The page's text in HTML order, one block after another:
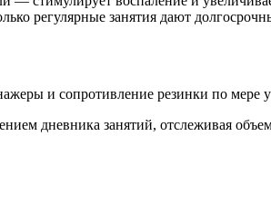
регулярные занятия дают
и сопротивление резинки по мере
дневника занятий, отслеживая